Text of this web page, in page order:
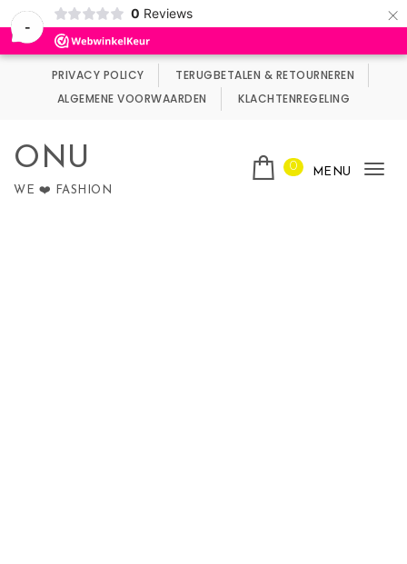
-
0 Reviews ×
Wij maken gebruik van cookies.
PRIVACY POLICY
TERUGBETALEN & RETOURNEREN
ALGEMENE VOORWAARDEN
KLACHTENREGELING
ONU
WE ❤️ FASHION
0 MENU